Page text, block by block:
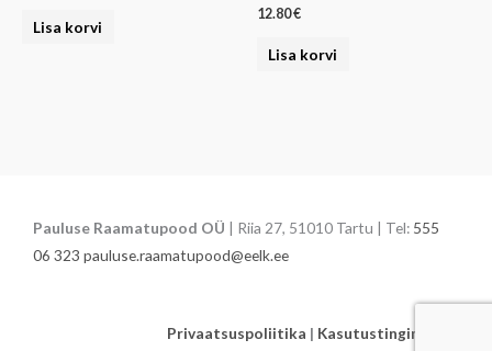
Lisa korvi
12.80€
Lisa korvi
Pauluse Raamatupood OÜ | Riia 27, 51010 Tartu | Tel: 555
06 323 pauluse.raamatupood@eelk.ee
Privaatsuspoliitika | Kasutustingimused